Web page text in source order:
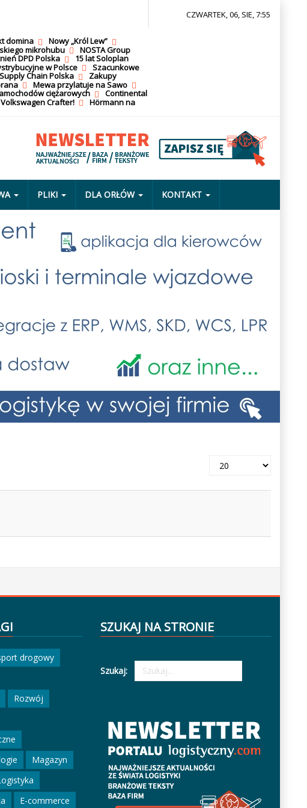
domina
Nowy „Król Lew”
mikrohubu
NOSTA Group
DPD Polska
15 lat Soloplan
w Polsce
Szacunkowe
Chain Polska
Zakupy
Mewa przylatuje na Sawo
ciężarowych
Continental
Crafter!
Hörmann na
CZWARTEK, 06, SIE, 7:55
PLIKI DLA ORŁÓW KONTAKT
Pokaż
drogowy
Rozwój
Magazyn
E-commerce
SZUKAJ NA STRONIE
Szukaj: